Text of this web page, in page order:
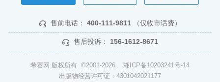
售前电话： 400-111-9811 （仅收市话费）
售后投诉： 156-1612-8671
希赛网 版权所有 ©2001-2026 湘ICP备10203241号-14
出版物经营许可证：4301042021177